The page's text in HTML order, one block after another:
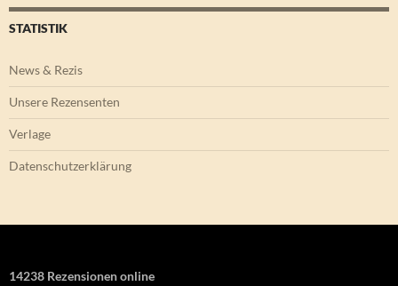
STATISTIK
News & Rezis
Unsere Rezensenten
Verlage
Datenschutzerklärung
14238 Rezensionen online